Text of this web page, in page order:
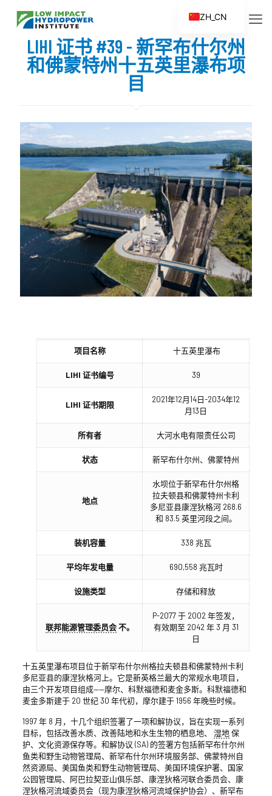
LIHI 证书 #39 - 新罕布什尔州
和佛蒙特州十五英里瀑布项
目
项目名称 十五英里瀑布
LIHI 证书编号 39
LIHI 证书期限
2021年12月14日-2034年12
月13日
所有者 大河水电有限责任公司
状态 新罕布什尔州、佛蒙特州
地点
水坝位于新罕布什尔州格
拉夫顿县和佛蒙特州卡利
多尼亚县康涅狄格河 268.6
和 83.5 英里河段之间。
装机容量 338 兆瓦
平均年发电量 690,558 兆瓦时
设施类型 存储和释放
联邦能源管理委员会不。
P-2077 于 2002 年签发，
有效期至 2042 年 3 月 31
日
十五英里瀑布项目位于新罕布什尔州格拉夫顿县和佛蒙特州卡利
多尼亚县的康涅狄格河上。它是新英格兰最大的常规水电项目，
由三个开发项目组成——摩尔、科默福德和麦金多斯。科默福德和
麦金多斯建于 20 世纪 30 年代初，摩尔建于 1956 年晚些时候。
1997 年 8 月，十几个组织签署了一项和解协议，旨在实现一系列
目标，包括改善水质、改善陆地和水生生物的栖息地、 湿地 保
护、文化资源保存等。和解协议 (SA) 的签署方包括新罕布什尔州
鱼类和野生动物管理局、新罕布什尔州环境服务部、佛蒙特州自
然资源局、美国鱼类和野生动物管理局、美国环境保护署、国家
公园管理局、阿巴拉契亚山俱乐部、康涅狄格河联合委员会、康
涅狄格河流域委员会（现为康涅狄格河流域保护协会）、新罕布
ZH_CN
EN
ES
FR